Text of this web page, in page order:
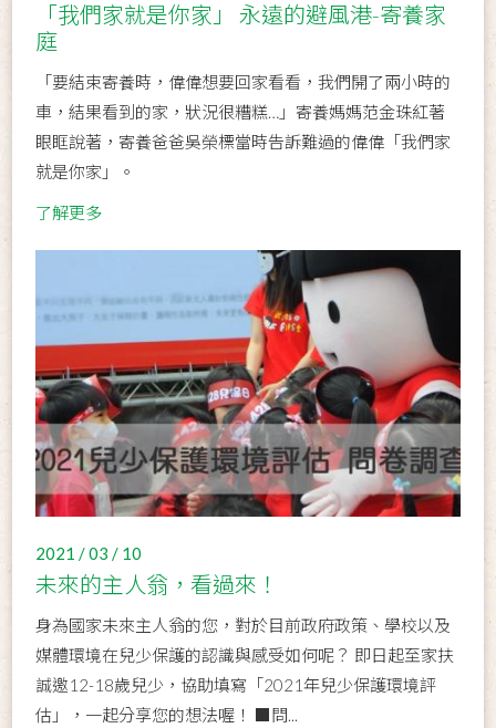
「我們家就是你家」 永遠的避風港-寄養家
庭
「要結束寄養時，偉偉想要回家看看，我們開了兩小時的
車，結果看到的家，狀況很糟糕…」寄養媽媽范金珠紅著
眼眶說著，寄養爸爸吳榮標當時告訴難過的偉偉「我們家
就是你家」。
了解更多
2021 / 03 / 10
未來的主人翁，看過來！
身為國家未來主人翁的您，對於目前政府政策、學校以及
媒體環境在兒少保護的認識與感受如何呢？ 即日起至家扶
誠邀12-18歲兒少，協助填寫「2021年兒少保護環境評
估」，一起分享您的想法喔！ ■問...